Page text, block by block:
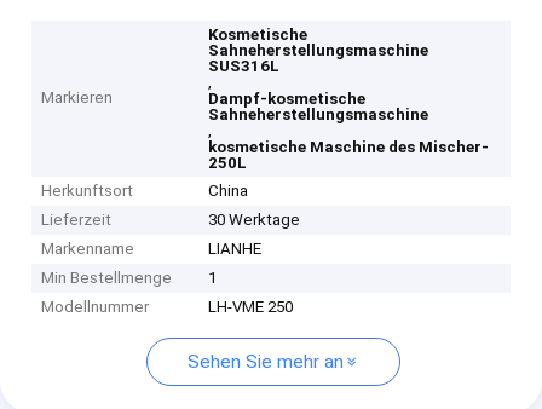
Markieren
Kosmetische
Sahneherstellungsmaschine
SUS316L
,
Dampf-kosmetische
Sahneherstellungsmaschine
,
kosmetische Maschine des Mischer-
250L
Herkunftsort
China
Lieferzeit
30 Werktage
Markenname
LIANHE
Min Bestellmenge
1
Modellnummer
LH-VME 250
Sehen Sie mehr an